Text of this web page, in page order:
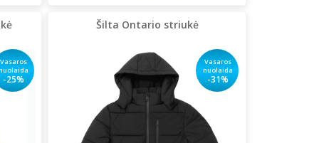
Vasaros
-25%
Šilta Ontario striukė
Vasaros
nuolaida
-31%